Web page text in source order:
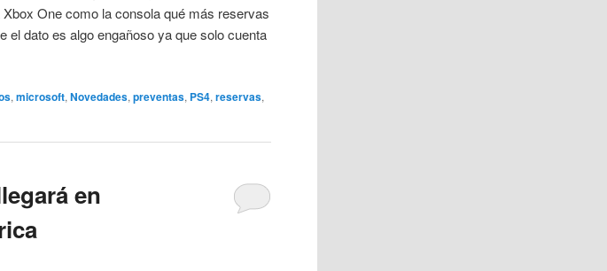
Xbox One como la consola qué más reservas
el dato es algo engañoso ya que solo cuenta
,microsoft,Novedades,preventas, PS4,reservas,
en